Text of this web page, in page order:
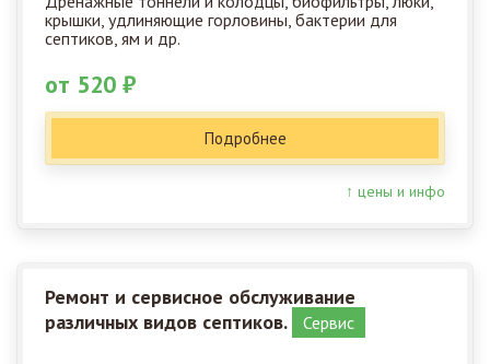
крышки, удлиняющие горловины, бактерии для
септиков, ям и др.
от 520 ₽
Подробнее
↑ цены и инфо
Ремонт и сервисное обслуживание
различных видов септиков.
Сервис